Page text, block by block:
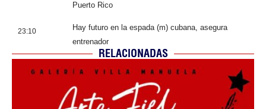
Puerto Rico
23:10
Hay futuro en la espada (m) cubana, asegura
entrenador
RELACIONADAS